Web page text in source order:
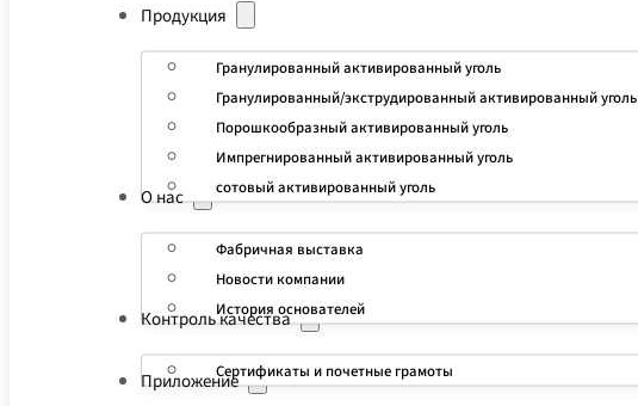
Продукция
Гранулированный активированный уголь
Гранулированный/экструдированный активированный уголь
Порошкообразный активированный уголь
Импрегнированный активированный уголь
сотовый активированный уголь
О нас
Фабричная выставка
Новости компании
История основателей
Контроль качества
Сертификаты и почетные грамоты
Приложение